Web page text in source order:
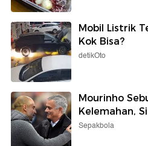
Mobil Listrik
Kok Bisa?
detikOto
Mourinho
Kelemahan,
Sepakbola